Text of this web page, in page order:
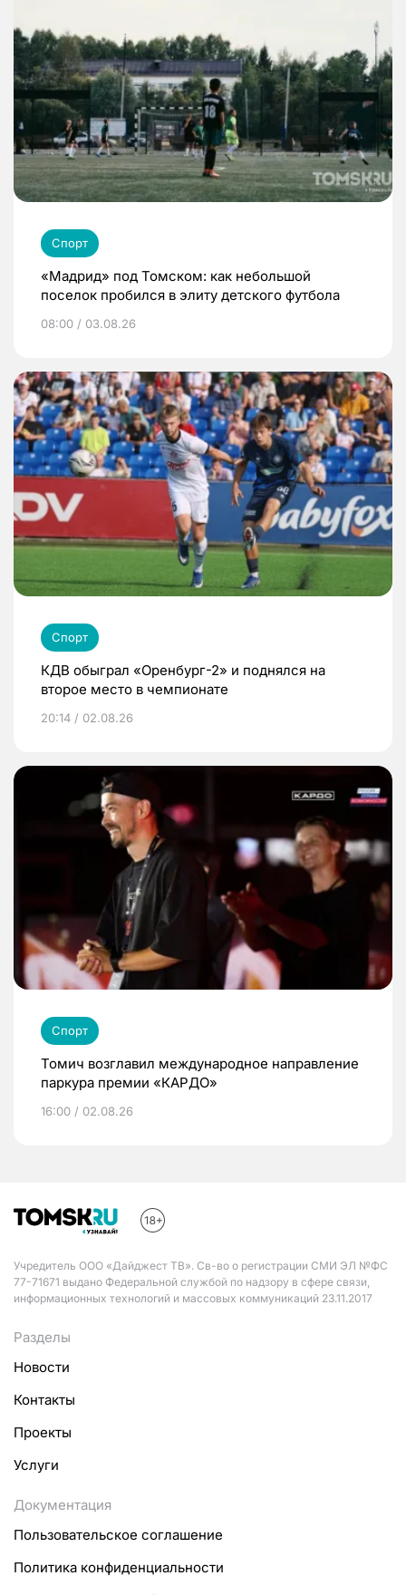
Спорт
«Мадрид» под Томском: как небольшой
поселок пробился в элиту детского футбола
08:00 / 03.08.26
Спорт
КДВ обыграл «Оренбург-2» и поднялся на
второе место в чемпионате
20:14 / 02.08.26
Спорт
Томич возглавил международное направление
паркура премии «КАРДО»
16:00 / 02.08.26
Учредитель ООО «Дайджест ТВ». Св-во о регистрации СМИ ЭЛ №ФС
77-71671 выдано Федеральной службой по надзору в сфере связи,
информационных технологий и массовых коммуникаций 23.11.2017
Разделы
Новости
Контакты
Проекты
Услуги
Документация
Пользовательское соглашение
Политика конфиденциальности